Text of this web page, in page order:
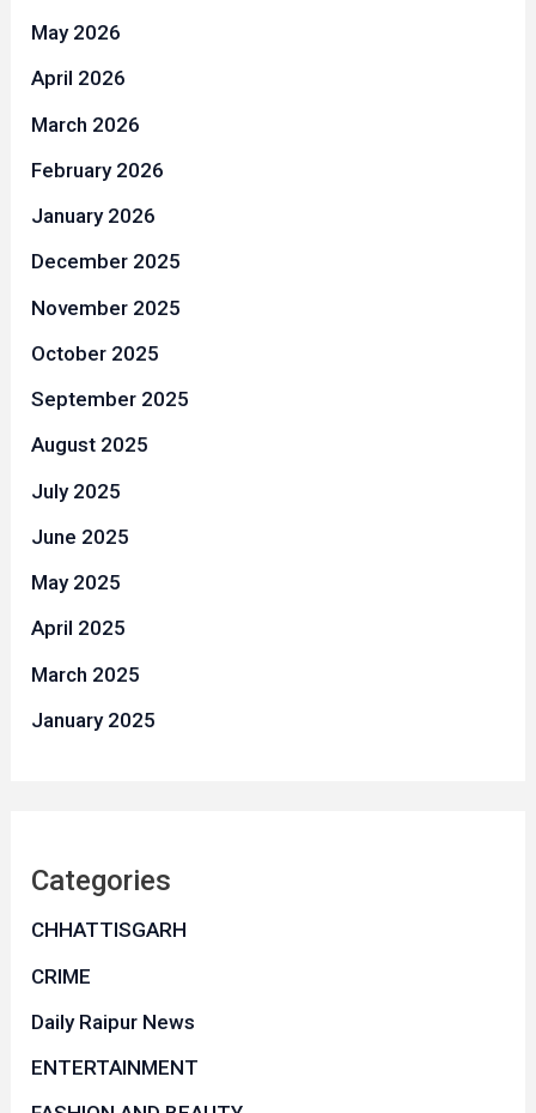
May 2026
April 2026
March 2026
February 2026
January 2026
December 2025
November 2025
October 2025
September 2025
August 2025
July 2025
June 2025
May 2025
April 2025
March 2025
January 2025
Categories
CHHATTISGARH
CRIME
Daily Raipur News
ENTERTAINMENT